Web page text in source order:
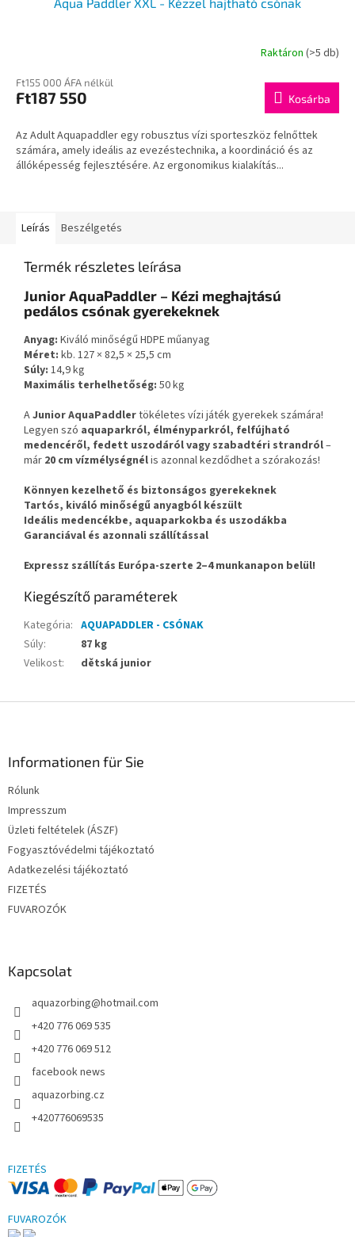
Raktáron (>5 db)
Ft155 000 ÁFA nélkül
Ft187 550 Kosárba
Az Adult Aquapaddler egy robusztus vízi sporteszköz felnőttek
számára, amely ideális az evezéstechnika, a koordináció és az
állóképesség fejlesztésére. Az ergonomikus kialakítás...
Leírás Beszélgetés
Termék részletes leírása
Junior AquaPaddler – Kézi meghajtású
pedálos csónak gyerekeknek
Anyag: Kiváló minőségű HDPE műanyag
Méret: kb. 127 × 82,5 × 25,5 cm
Súly: 14,9 kg
Maximális terhelhetőség: 50 kg
AJunior AquaPaddlertökéletes vízi játék gyerekek számára!
Legyen szó aquaparkról, élményparkról, felfújható
medencéről, fedett uszodáról vagy szabadtéri strandról–
már 20 cm vízmélységnélis azonnal kezdődhet a szórakozás!
Könnyen kezelhető és biztonságos gyerekeknek
Tartós, kiváló minőségű anyagból készült
Ideális medencékbe, aquaparkokba és uszodákba
Garanciával és azonnali szállítással
Expressz szállítás Európa-szerte 2–4 munkanapon belül!
Kiegészítő paraméterek
Kategória: AQUAPADDLER - CSÓNAK
Súly:
87 kg
Velikost: dětská junior
Informationen für Sie
Rólunk
Impresszum
Üzleti feltételek (ÁSZF)
Fogyasztóvédelmi tájékoztató
Adatkezelési tájékoztató
FIZETÉS
FUVAROZÓK
Kapcsolat
aquazorbing@hotmail.com
+420 776 069 535
+420 776 069 512
facebook news
aquazorbing.cz
+420776069535
FIZETÉS
FUVAROZÓK